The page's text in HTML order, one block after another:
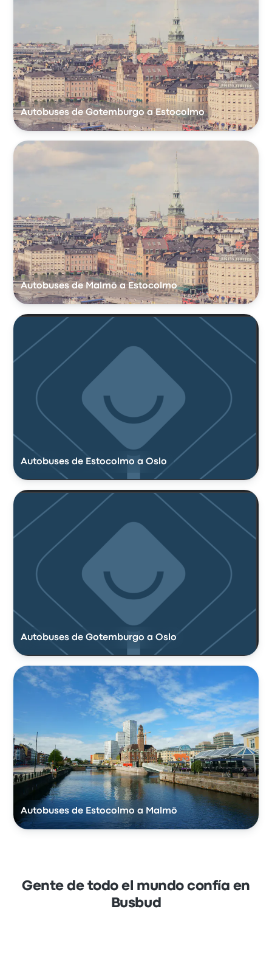
Autobuses de Gotemburgo a Estocolmo
Autobuses de Malmö a Estocolmo
Autobuses de Estocolmo a Oslo
Autobuses de Gotemburgo a Oslo
Autobuses de Estocolmo a Malmö
Gente de todo el mundo confía en
Busbud